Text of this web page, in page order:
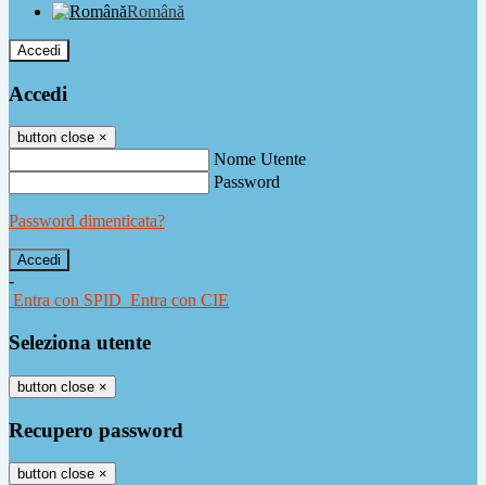
Română
Accedi
Accedi
button close ×
Nome Utente
Password
Password dimenticata?
-
Entra con SPID Entra con CIE
Seleziona utente
button close ×
Recupero password
button close ×